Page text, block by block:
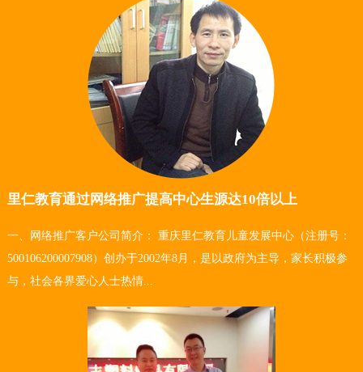
里仁教育通过网络推广提高中心生源达10倍以上
一、网络推广客户公司简介： 重庆里仁教育儿童发展中心（注册号：
500106200007908）创办于2002年8月，是以政府为主导，家长积极参
与，社会各界爱心人士热情...